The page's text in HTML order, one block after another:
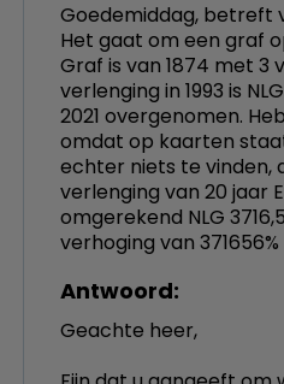
Goedemiddag, betreft
Het gaat om een graf
Graf is van 1874 met 3
verlenging in 1993 is
2021 overgenomen.
omdat op kaarten
echter niets te vinden,
verlenging van 20 jaar
omgerekend NLG
verhoging van 371656%
Antwoord:
Geachte heer,